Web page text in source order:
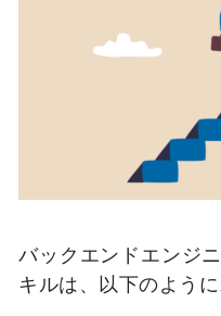
バックエンドエンジ
キルは、以下のように